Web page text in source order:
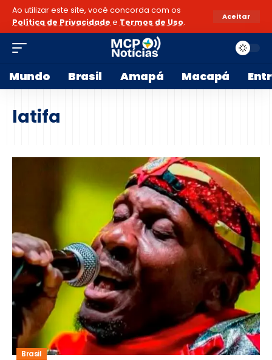
Ao utilizar este site, você concorda com os
Política de Privacidade e Termos de Uso.
Aceitar
Mundo Brasil Amapá Macapá
latifa
Brasil